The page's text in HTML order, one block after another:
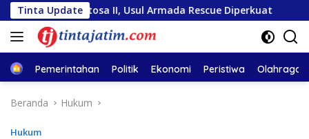
Langsung
ke
konten
Tinta Update
II, Usul Armada Rescue Diperkuat Sambut
HomePemerintahan Politik Ekonomi Peristiwa Olahraga
Beranda Hukum
Hukum